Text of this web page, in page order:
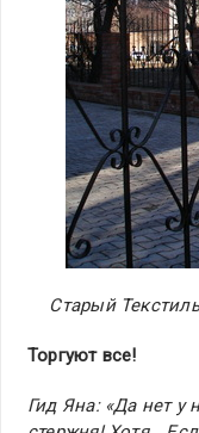
Старый
Торгуют все!
Гид Яна: «Да нет у